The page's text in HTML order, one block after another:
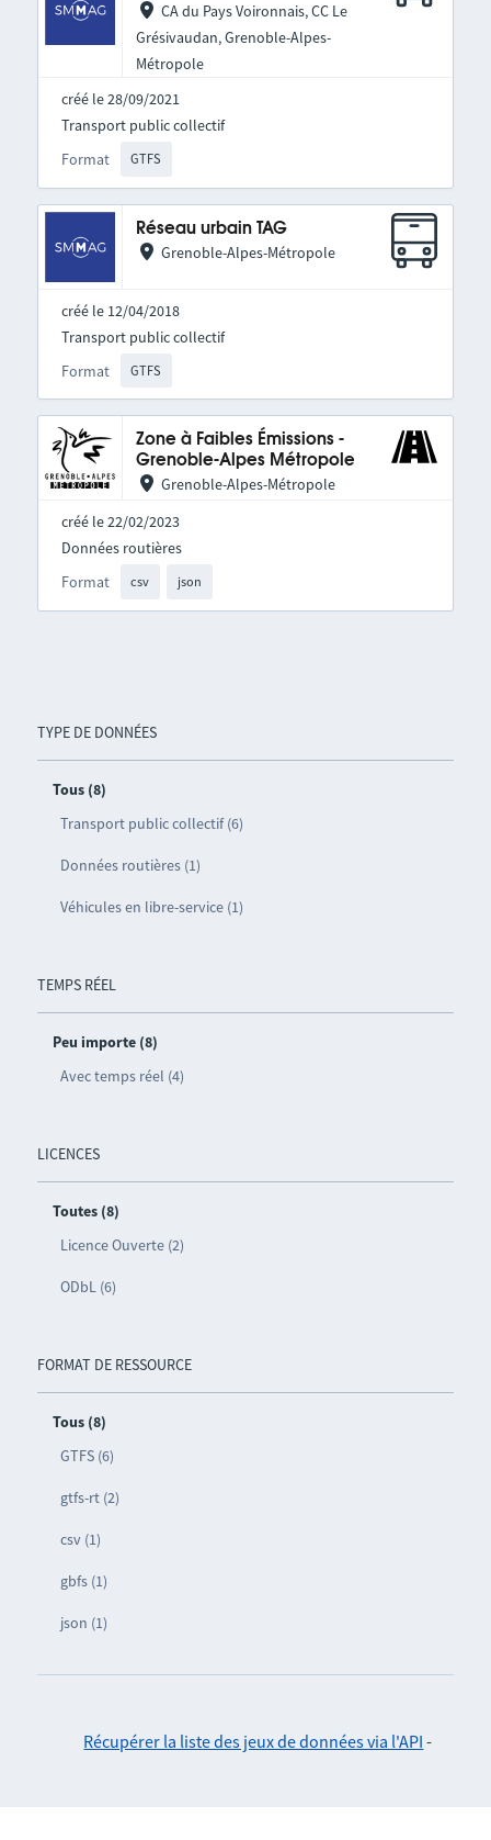
TYPE DE DONNÉES
Tous (8)
Transport public collectif (6)
Données routières (1)
Véhicules en libre-service (1)
TEMPS RÉEL
Peu importe (8)
Avec temps réel (4)
LICENCES
Toutes (8)
Licence Ouverte (2)
ODbL (6)
FORMAT DE RESSOURCE
Tous (8)
GTFS (6)
gtfs-rt (2)
csv (1)
gbfs (1)
json (1)
CA du Pays Voironnais, CC Le
Grésivaudan, Grenoble-Alpes-
Métropole
créé le 28/09/2021
Format GTFS
Transport public collectif
Réseau urbain TAG
Grenoble-Alpes-Métropole
créé le 12/04/2018
Format GTFS
Transport public collectif
Zone à Faibles Émissions -
Grenoble-Alpes Métropole
Grenoble-Alpes-Métropole
créé le 22/02/2023
Format csv json
Données routières
Récupérer la liste des jeux de données via l'API -